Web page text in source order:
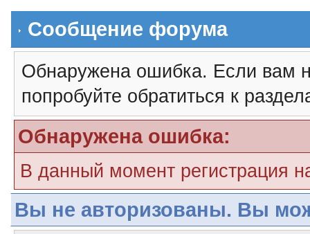
Сообщение форума
Обнаружена ошибка. Если вам
попробуйте обратиться к
Обнаружена ошибка:
В данный момент регистрация
Вы не авторизованы. Вы